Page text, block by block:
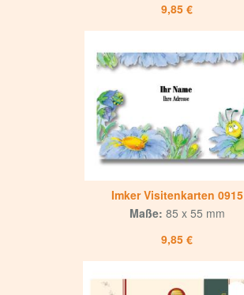
9,85 €
Imker Visitenkarten 0915
9,85 €
Maße: 85 x 55 mm